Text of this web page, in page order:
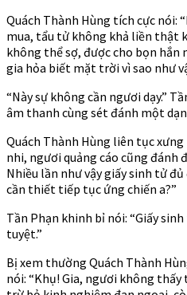
Quách Thành Hùng tích cực nói:
mua, tẩu tử không khả liền thật
không thể sợ, được cho bọn
gia hỏa biết mặt trời vì sao như
“Này sự không cần ngươi dạy.”
âm thanh cùng sét đánh một
Quách Thành Hùng liên tục xưng
nhi, ngươi quảng cáo cũng đánh
Nhiều lần như vậy giấy sinh tử
cần thiết tiếp tục ứng chiến a?”
Tần Phạn khinh bỉ nói: “Giấy
tuyệt.”
Bị xem thường Quách Thành
nói: “Khụ! Gia, ngươi không